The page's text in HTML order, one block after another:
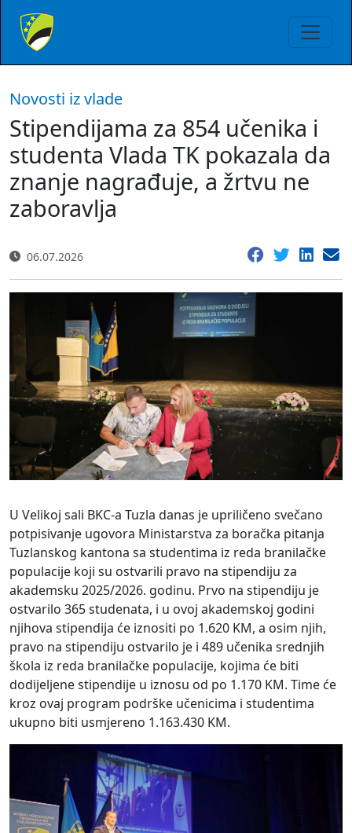
Novosti iz vlade
Stipendijama za 854 učenika i
studenta Vlada TK pokazala da
znanje nagrađuje, a žrtvu ne
zaboravlja
06.07.2026
U Velikoj sali BKC-a Tuzla danas je upriličeno svečano
potpisivanje ugovora Ministarstva za boračka pitanja
Tuzlanskog kantona sa studentima iz reda branilačke
populacije koji su ostvarili pravo na stipendiju za
akademsku 2025/2026. godinu. Prvo na stipendiju je
ostvarilo 365 studenata, i u ovoj akademskoj godini
njihova stipendija će iznositi po 1.620 KM, a osim njih,
pravo na stipendiju ostvarilo je i 489 učenika srednjih
škola iz reda branilačke populacije, kojima će biti
dodijeljene stipendije u iznosu od po 1.170 KM. Time će
kroz ovaj program podrške učenicima i studentima
ukupno biti usmjereno 1.163.430 KM.